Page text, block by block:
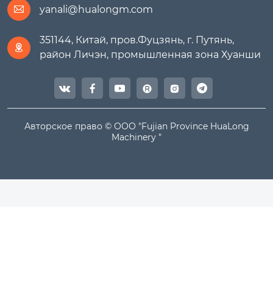
 yanali@hualongm.com

351144, Китай, пров.Фуцзянь, г. Путянь,
район Личэн, промышленная зона Хуанши
   
Авторское право © ООО "Fujian Province HuaLong
Machinery "